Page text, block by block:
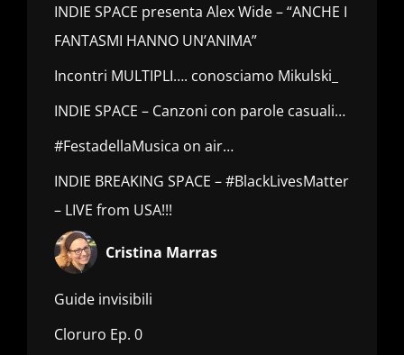
INDIE SPACE presenta Alex Wide – “ANCHE I
FANTASMI HANNO UN’ANIMA”
Incontri MULTIPLI…. conosciamo Mikulski_
INDIE SPACE – Canzoni con parole casuali…
#FestadellaMusica on air…
INDIE BREAKING SPACE – #BlackLivesMatter
– LIVE from USA!!!
Cristina Marras
Guide invisibili
Cloruro Ep. 0